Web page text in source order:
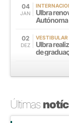
04
JAN
Ulbra
Autónoma
02
DEZ
Ulbra
de
Últimas